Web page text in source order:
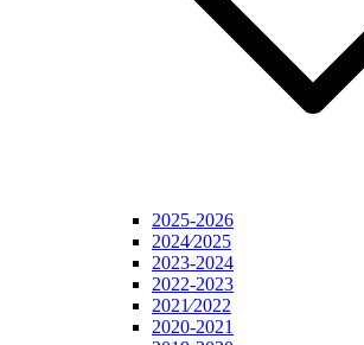
2025-2026
2024⁄2025
2023-2024
2022-2023
2021⁄2022
2020-2021